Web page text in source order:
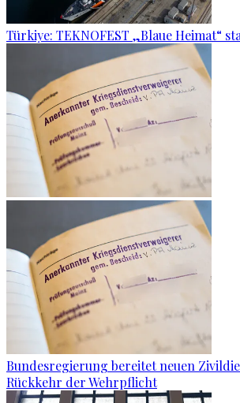
Türkiye: TEKNOFEST „Blaue Heimat“
Bundesregierung bereitet neuen
Rückkehr der Wehrpflicht